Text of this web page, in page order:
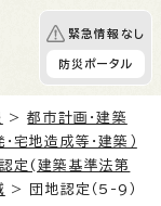
緊急情報なし
防災ポータル
>都市計画・建築
宅地造成等・建築）
定(建築基準法第
> 団地認定（5-9）